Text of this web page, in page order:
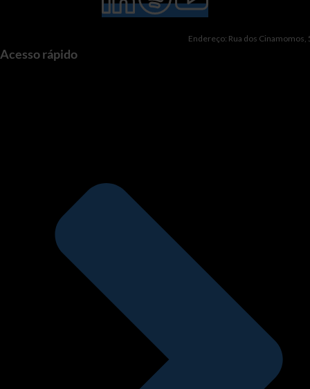
Endereço: Rua dos Cinamomos,
Acesso rápido